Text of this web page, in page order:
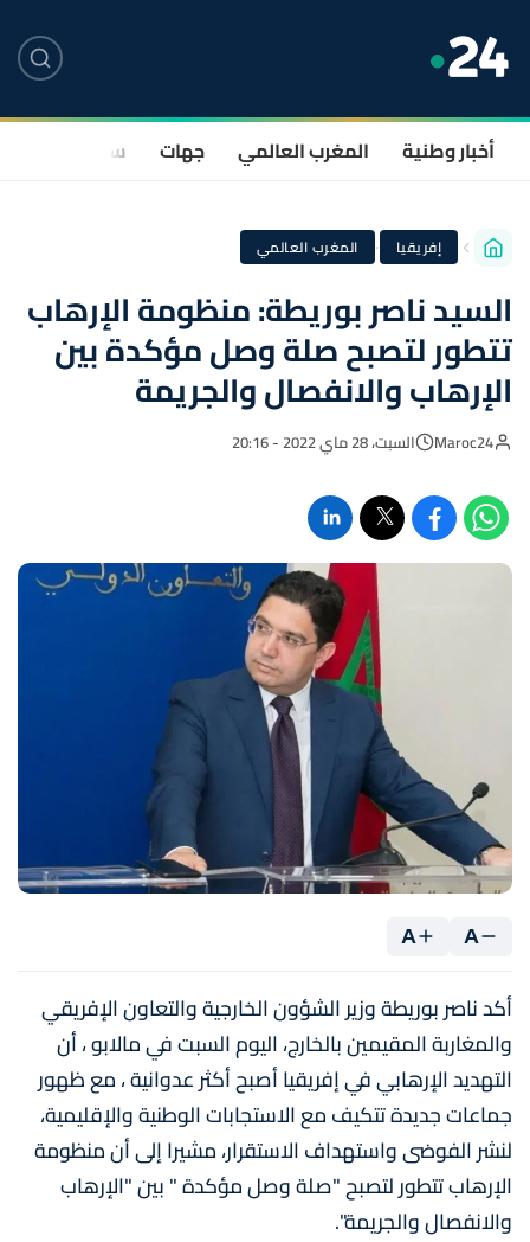
أخبار وطنية المغرب العالمي جهات سياسة
إفريقيا · المغرب العالمي
السيد ناصر بوريطة: منظومة الإرهاب
تتطور لتصبح صلة وصل مؤكدة بين
الإرهاب والانفصال والجريمة
Maroc24 السبت، 28 ماي 2022 - 20:16
A
A
أكد ناصر بوريطة وزير الشؤون الخارجية والتعاون الإفريقي
والمغاربة المقيمين بالخارج، اليوم السبت في مالابو ، أن
التهديد الإرهابي في إفريقيا أصبح أكثر عدوانية ، مع ظهور
جماعات جديدة تتكيف مع الاستجابات الوطنية والإقليمية،
لنشر الفوضى واستهداف الاستقرار، مشيرا إلى أن منظومة
الإرهاب تتطور لتصبح "صلة وصل مؤكدة " بين "الإرهاب
والانفصال والجريمة".